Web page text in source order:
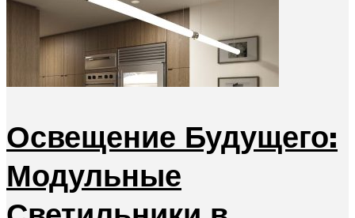
Освещение Будущего:
Модульные